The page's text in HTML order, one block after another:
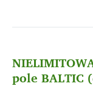
pole BALTIC